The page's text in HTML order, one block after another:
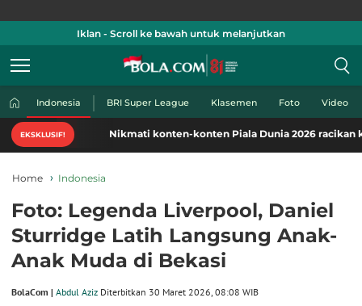
Iklan - Scroll ke bawah untuk melanjutkan
Indonesia BRI Super League Klasemen Foto Video
EKSKLUSIF! Nikmati konten-konten Piala Dunia 2026 racikan khas
Home Indonesia
Foto: Legenda Liverpool, Daniel
Sturridge Latih Langsung Anak-
Anak Muda di Bekasi
BolaCom | Abdul Aziz Diterbitkan 30 Maret 2026, 08:08 WIB